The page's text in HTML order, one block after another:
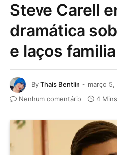
Steve Carell
dramática
e laços
By Thais Bentlin
março 5,
Nenhum comentário
4